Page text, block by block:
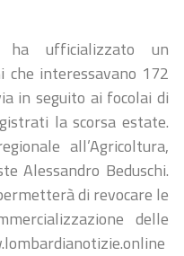
ha ufficializzato un
interessavano 172
in seguito ai focolai di
la scorsa estate.
all’Agricoltura,
Alessandro Beduschi.
di revocare le
delle